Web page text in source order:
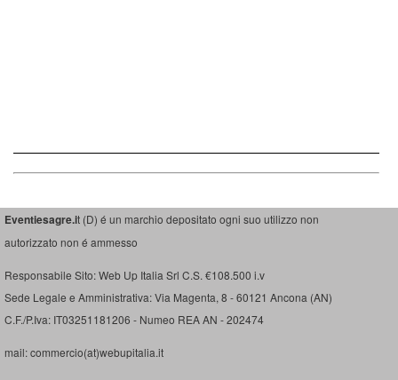
Eventiesagre.it (D) é un marchio depositato ogni suo utilizzo non
autorizzato non é ammesso
Responsabile Sito: Web Up Italia Srl C.S. €108.500 i.v
Sede Legale e Amministrativa: Via Magenta, 8 - 60121 Ancona (AN)
C.F./P.Iva: IT03251181206 - Numeo REA AN - 202474
mail: commercio(at)webupitalia.it